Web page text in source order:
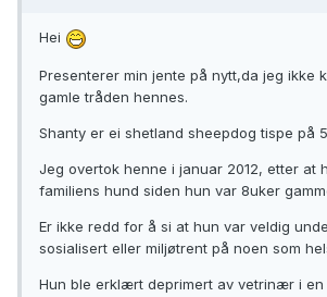
Hei
Presenterer min jente på nytt,da jeg ikke
gamle tråden hennes.
Shanty er ei shetland sheepdog tispe på
Jeg overtok henne i januar 2012, etter at
familiens hund siden hun var 8uker
Er ikke redd for å si at hun var veldig
sosialisert eller miljøtrent på noen som
Hun ble erklært deprimert av vetrinær i en